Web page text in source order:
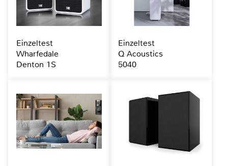
Einzeltest
Wharfedale
Denton 1S
Einzeltest
Q Acoustics
5040